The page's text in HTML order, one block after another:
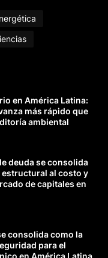
en América Latina:
más rápido que
ambiental
deuda se consolida
al costo y
de capitales en
consolida como la
para el
en América Latina